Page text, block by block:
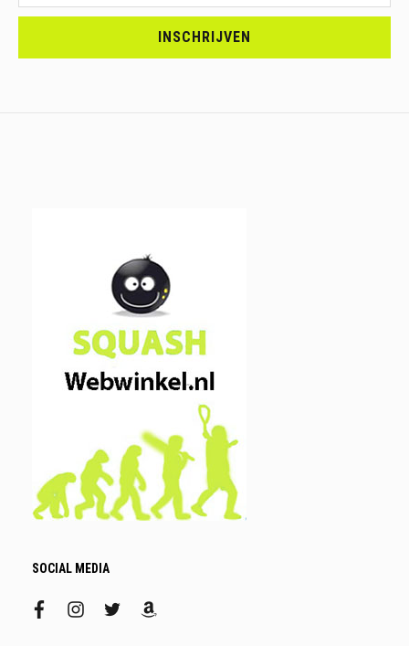
<br>SCHRIJF
INSCHRIJVEN
SOCIAL MEDIA
facebookinstagram
twitteramazon